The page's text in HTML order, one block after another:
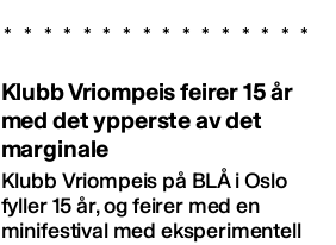
Klubb Vriompeis feirer 15 år
med det ypperste av det
marginale
Klubb Vriompeis på BLÅ i Oslo
fyller 15 år, og feirer med en
minifestival med eksperimentell